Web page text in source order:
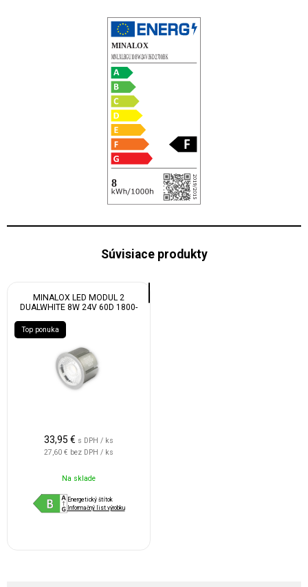
Súvisiace produkty
MINALOX LED MODUL 2
DUALWHITE 8W 24V 60D 1800-
Top ponuka
33,95 € s DPH / ks
27,60 € bez DPH / ks
Na sklade
Energetický štítok
Informačný list výrobku